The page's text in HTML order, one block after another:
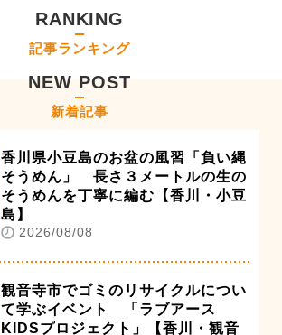
RANKING
記事ランキング
NEW POST
新着記事
香川県小豆島のお盆の風習「負い縄
そうめん」 長さ３メートルの生の
そうめんを丁寧に編む【香川・小豆
島】
2026/08/08
観音寺市でゴミのリサイクルについ
て学ぶイベント 「ラブアース
KIDSプロジェクト」【香川・観音